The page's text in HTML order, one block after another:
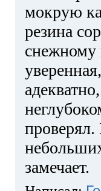
мокрую
резина
снежному
замечает.